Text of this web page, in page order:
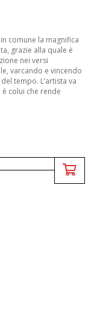
comune la magnifica
grazie alla quale è
nei versi
varcando e vincendo
tempo. L’artista va
colui che rende